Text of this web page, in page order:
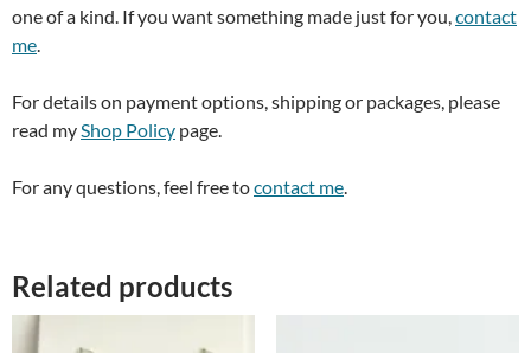
one of a kind. If you want something made just for you, contact
me
For details on payment options, shipping or packages, please
read my Shop Policy page.
For any questions, feel free tocontact me
Related products